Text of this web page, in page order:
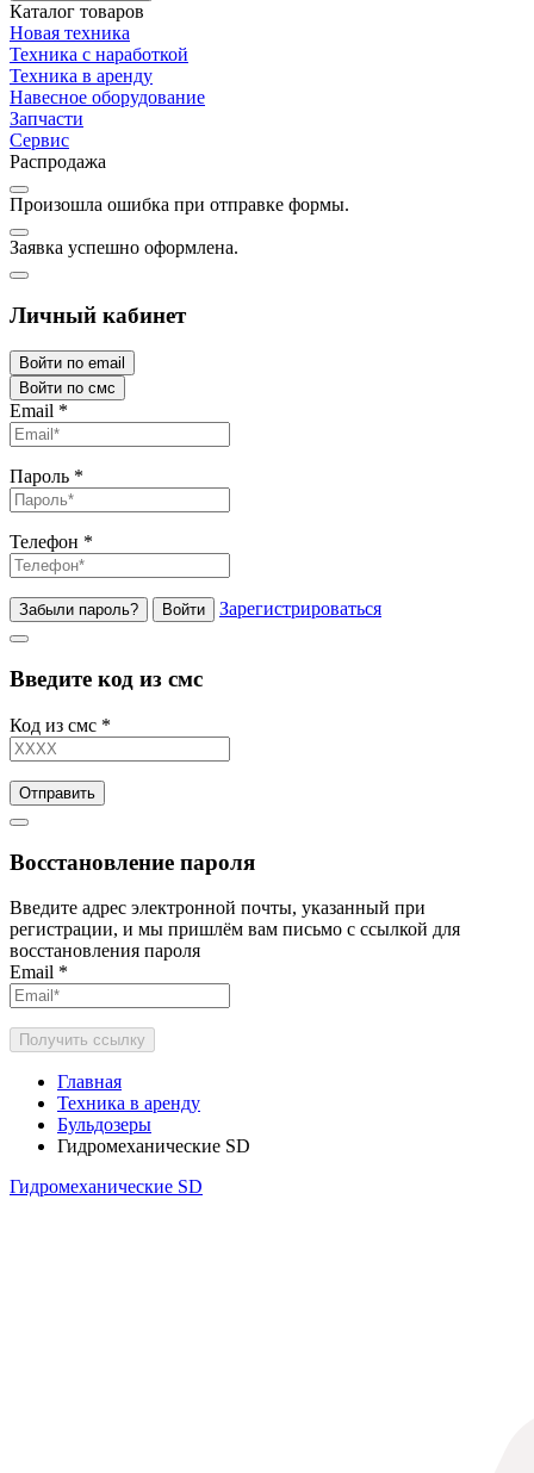
Каталог товаров
Новая техника
Техника с наработкой
Техника в аренду
Навесное оборудование
Запчасти
Сервис
Распродажа
Произошла ошибка при отправке формы.
Заявка успешно оформлена.
Личный кабинет
Войти по email
Войти по смс
Email *
Пароль *
Телефон *
Забыли пароль? Войти Зарегистрироваться
Введите код из смс
Код из смс *
Отправить
Восстановление пароля
Введите адрес электронной почты, указанный при
регистрации, и мы пришлём вам письмо с ссылкой для
восстановления пароля
Email *
Получить ссылку
Главная
Техника в аренду
Бульдозеры
Гидромеханические SD
Гидромеханические SD